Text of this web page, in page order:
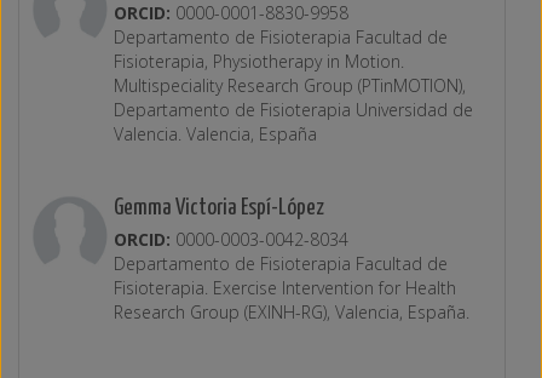
ORCID: 0000-0001-8830-9958
Departamento de Fisioterapia Facultad de
Fisioterapia, Physiotherapy in Motion.
Multispeciality Research Group (PTinMOTION),
Departamento de Fisioterapia Universidad de
Valencia. Valencia, España
Gemma Victoria Espí-López
ORCID: 0000-0003-0042-8034
Departamento de Fisioterapia Facultad de
Fisioterapia. Exercise Intervention for Health
Research Group (EXINH-RG), Valencia, España.